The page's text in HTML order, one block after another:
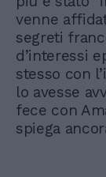
venne
segreti
d’interessi
stesso con
lo avesse
fece con
spiega